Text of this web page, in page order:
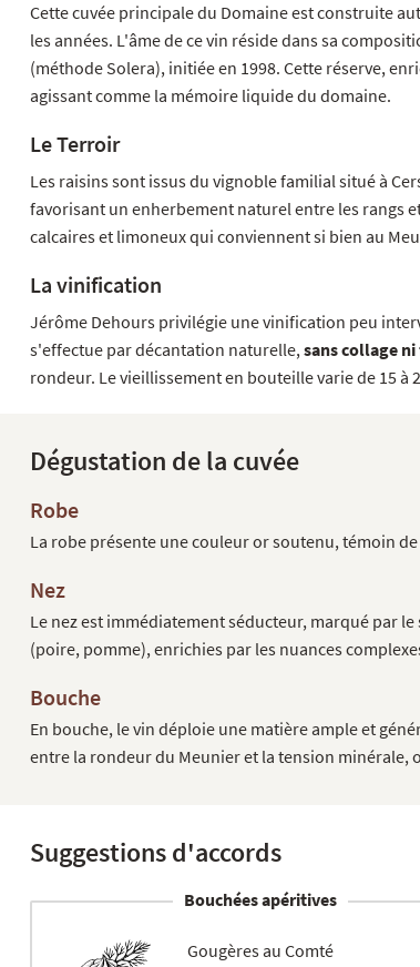
Cette cuvée principale du Domaine est construite
les années. L'âme de ce vin réside dans sa
(méthode Solera), initiée en 1998. Cette réserve,
agissant comme la mémoire liquide du domaine.
Le Terroir
Les raisins sont issus du vignoble familial situé à
favorisant un enherbement naturel entre les rangs
calcaires et limoneux qui conviennent si bien au
La vinification
Jérôme Dehours privilégie une vinification peu
s'effectue par décantation naturelle,sans collage
rondeur. Le vieillissement en bouteille varie de 15
Dégustation de la cuvée
Robe
La robe présente une couleur or soutenu, témoin
Nez
Le nez est immédiatement séducteur, marqué par le
(poire, pomme), enrichies par les nuances
Bouche
En bouche, le vin déploie une matière ample et
entre la rondeur du Meunier et la tension minérale,
Suggestions d'accords
Bouchées apéritives
Gougères au Comté